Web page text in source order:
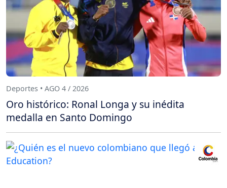
Deportes • AGO 4 / 2026
Oro histórico: Ronal Longa y su inédita
medalla en Santo Domingo